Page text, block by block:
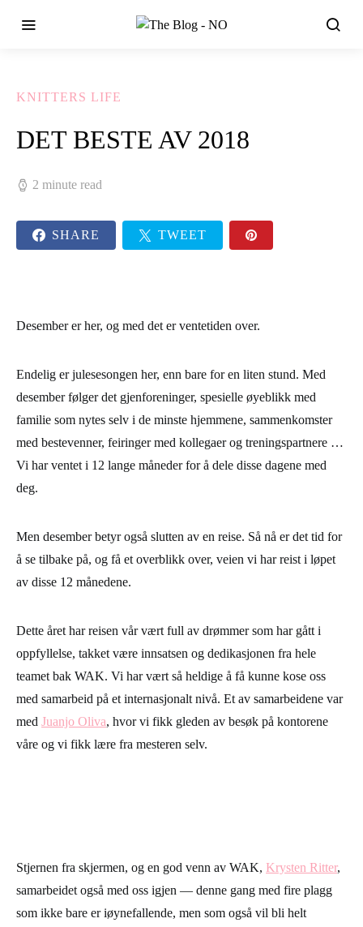
KNITTERS LIFE
DET BESTE AV 2018
2 minute read
SHARE TWEET
Desember er her, og med det er ventetiden over.
Endelig er julesesongen her, enn bare for en liten stund. Med
desember følger det gjenforeninger, spesielle øyeblikk med
familie som nytes selv i de minste hjemmene, sammenkomster
med bestevenner, feiringer med kollegaer og treningspartnere …
Vi har ventet i 12 lange måneder for å dele disse dagene med
deg.
Men desember betyr også slutten av en reise. Så nå er det tid for
å se tilbake på, og få et overblikk over, veien vi har reist i løpet
av disse 12 månedene.
Dette året har reisen vår vært full av drømmer som har gått i
oppfyllelse, takket være innsatsen og dedikasjonen fra hele
teamet bak WAK. Vi har vært så heldige å få kunne kose oss
med samarbeid på et internasjonalt nivå. Et av samarbeidene var
med Juanjo Oliva, hvor vi fikk gleden av besøk på kontorene
våre og vi fikk lære fra mesteren selv.
Stjernen fra skjermen, og en god venn av WAK, Krysten Ritter,
samarbeidet også med oss igjen — denne gang med fire plagg
som ikke bare er iøynefallende, men som også vil bli helt